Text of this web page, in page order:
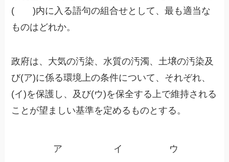
( )内に入る語句の組合せとして、最も適当な
ものはどれか。
政府は、大気の汚染、水質の汚濁、土壌の汚染及
び(ア)に係る環境上の条件について、それぞれ、
(イ)を保護し、及び(ウ)を保全する上で維持される
ことが望ましい基準を定めるものとする。
ア イ ウ